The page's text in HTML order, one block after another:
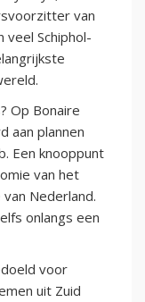
van
veel Schiphol-
Op Bonaire
aan plannen
Een knooppunt
van het
Nederland.
onlangs een
voor
uit Zuid